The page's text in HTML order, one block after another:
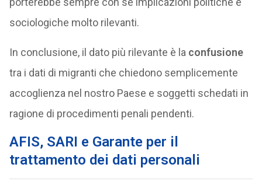
sociologiche molto rilevanti.
In conclusione, il dato più rilevante è la confusione
tra i dati di migranti che chiedono semplicemente
accoglienza nel nostro Paese e soggetti schedati in
ragione di procedimenti penali pendenti.
AFIS, SARI e Garante per il
trattamento dei dati personali